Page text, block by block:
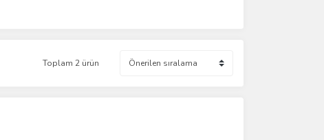
Toplam 2 ürün